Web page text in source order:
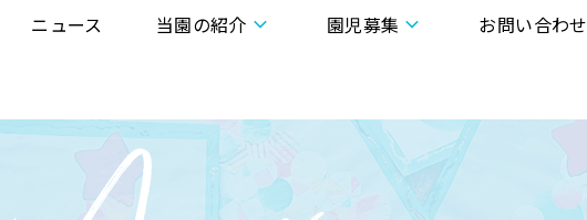
ニュース 当園の紹介 園児募集 お問い合わせ